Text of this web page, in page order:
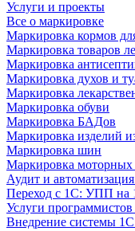
Услуги и проекты
Все о маркировке
Маркировка кормов
Маркировка товаров
Маркировка
Маркировка духов и
Маркировка
Маркировка обуви
Маркировка БАДов
Маркировка изделий
Маркировка шин
Маркировка моторных
Аудит и
Переход с 1С: УПП на
Услуги
Внедрение системы